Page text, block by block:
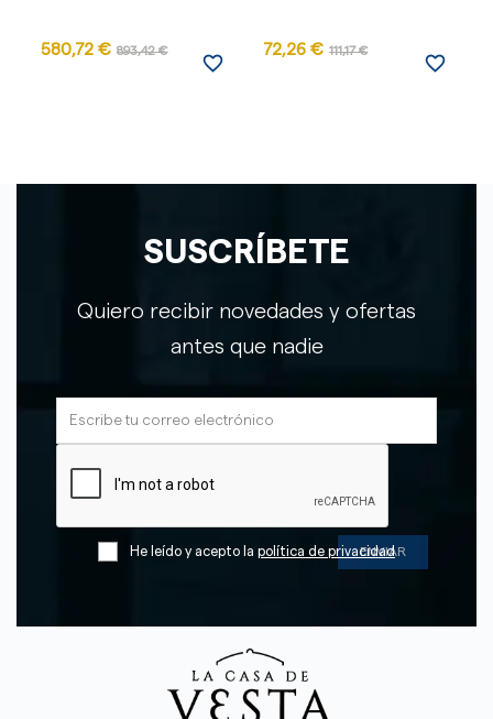
580,72 € 893,42 €
favorite_border
72,26 € 111,17 €
favorite_border
SUSCRÍBETE
Quiero recibir novedades y ofertas
antes que nadie
He leído y acepto la política de privacidad